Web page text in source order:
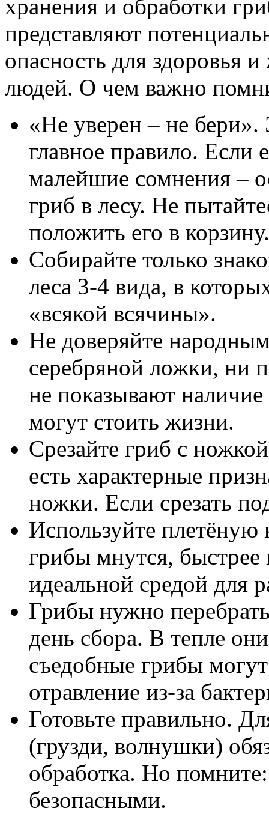
хранения и обработки
представляют
опасность для здоровья
людей. О чем важно
«Не уверен – не бери».
главное правило. Если
малейшие сомнения –
гриб в лесу. Не
положить его в корзину.
Собирайте только
леса 3-4 вида, в
«всякой всячины».
Не доверяйте
серебряной ложки, ни
не показывают
могут стоить жизни.
Срезайте гриб с
есть характерные
ножки. Если срезать
Используйте плетёную
грибы мнутся, быстрее
идеальной средой для
Грибы нужно
день сбора. В тепле
съедобные грибы
отравление из-за
Готовьте правильно.
(грузди, волнушки)
обработка. Но
безопасными.